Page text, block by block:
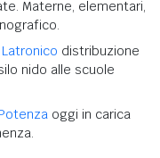
Materne, elementari,
distribuzione
nido alle scuole
oggi in carica